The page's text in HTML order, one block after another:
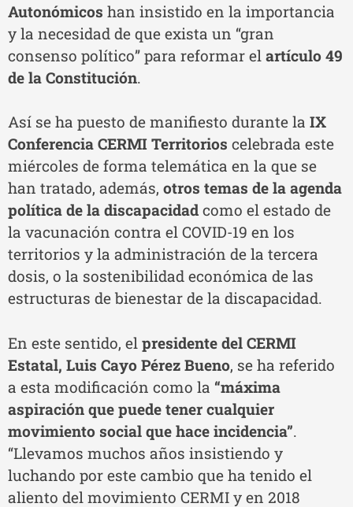
Autonómicos han insistido en la importancia
y la necesidad de que exista un “gran
consenso político” para reformar el artículo 49
de la Constitución.
Así se ha puesto de manifiesto durante la IX
Conferencia CERMI Territorios celebrada este
miércoles de forma telemática en la que se
han tratado, además, otros temas de la agenda
política de la discapacidad como el estado de
la vacunación contra el COVID-19 en los
territorios y la administración de la tercera
dosis, o la sostenibilidad económica de las
estructuras de bienestar de la discapacidad.
En este sentido, el presidente del CERMI
Estatal, Luis Cayo Pérez Bueno, se ha referido
a esta modificación como la “máxima
aspiración que puede tener cualquier
movimiento social que hace incidencia”.
“Llevamos muchos años insistiendo y
luchando por este cambio que ha tenido el
aliento del movimiento CERMI y en 2018